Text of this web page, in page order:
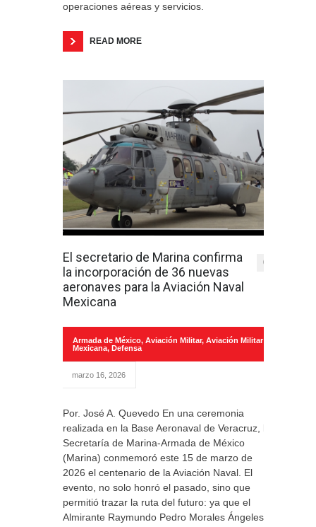
operaciones aéreas y servicios.
READ MORE
El secretario de Marina confirma
la incorporación de 36 nuevas
aeronaves para la Aviación Naval
Mexicana
0
Armada de México, Aviación Militar, Aviación Militar
Mexicana, Defensa
marzo 16, 2026
Por. José A. Quevedo En una ceremonia
realizada en la Base Aeronaval de Veracruz, la
Secretaría de Marina-Armada de México
(Marina) conmemoró este 15 de marzo de
2026 el centenario de la Aviación Naval. El
evento, no solo honró el pasado, sino que
permitió trazar la ruta del futuro: ya que el
Almirante Raymundo Pedro Morales Ángeles